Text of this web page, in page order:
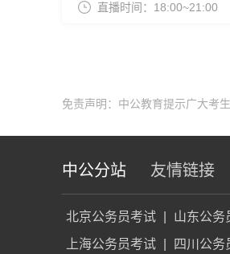
直播时间：18:00~21:00
免责声明：中公教育提示广大考
中公分站 友情链接
北京公务员考试 山东公务
上海公务员考试
四川公务